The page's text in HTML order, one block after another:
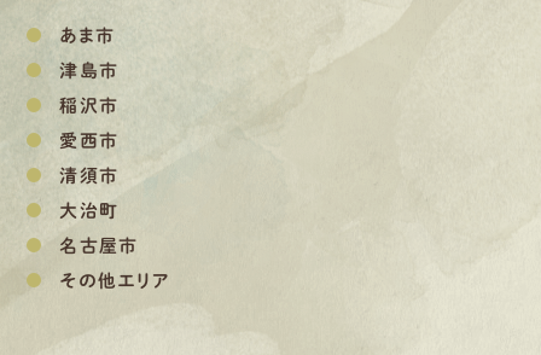
あま市
津島市
稲沢市
愛西市
清須市
大治町
名古屋市
その他エリア